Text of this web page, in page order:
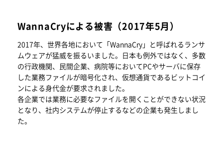
WannaCryによる被害（2017年5月）
2017年、世界各地において「WannaCry」と呼ばれるランサ
ムウェアが猛威を振るいました。日本も例外ではなく、多数
の行政機関、民間企業、病院等においてPCやサーバに保存
した業務ファイルが暗号化され、仮想通貨であるビットコイ
ンによる身代金が要求されました。
各企業では業務に必要なファイルを開くことができない状況
となり、社内システムが停止するなどの企業も発生しまし
た。